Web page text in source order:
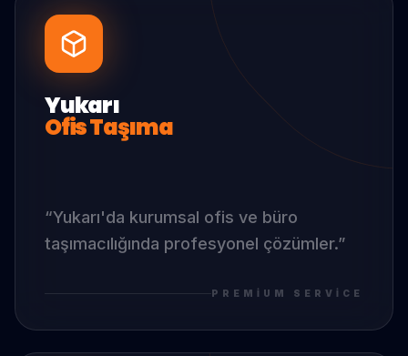
Yukarı
Ofis Taşıma
“Yukarı'da kurumsal ofis ve büro
taşımacılığında profesyonel çözümler.”
PREMIUM SERVICE